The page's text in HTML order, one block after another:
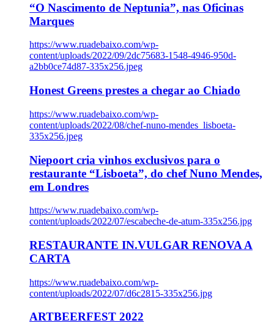
“O Nascimento de Neptunia”, nas Oficinas
Marques
https://www.ruadebaixo.com/wp-
content/uploads/2022/09/2dc75683-1548-4946-950d-
a2bb0ce74d87-335x256.jpeg
Honest Greens prestes a chegar ao Chiado
https://www.ruadebaixo.com/wp-
content/uploads/2022/08/chef-nuno-mendes_lisboeta-
335x256.jpeg
Niepoort cria vinhos exclusivos para o
restaurante “Lisboeta”, do chef Nuno Mendes,
em Londres
https://www.ruadebaixo.com/wp-
content/uploads/2022/07/escabeche-de-atum-335x256.jpg
RESTAURANTE IN.VULGAR RENOVA A
CARTA
https://www.ruadebaixo.com/wp-
content/uploads/2022/07/d6c2815-335x256.jpg
ARTBEERFEST 2022